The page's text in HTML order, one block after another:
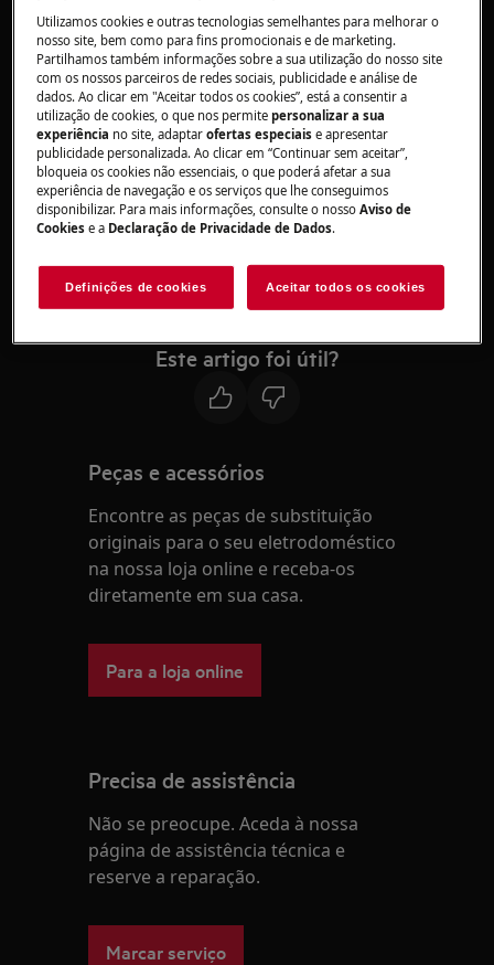
Aspirador Robot da série RX9
Responda:
1. Você pode trocar as pilhas.
Siga as instruções no manual do usuário. Baixe .
o manual do utilizador
Troque sempre as duas pilhas de uma só
vez.
Use apenas baterias de fornecedores
Este artigo foi útil?
Peças e acessórios
Encontre as peças de substituição
originais para o seu eletrodoméstico
na nossa loja online e receba-os
diretamente em sua casa.
Para a loja online
Precisa de assistência
Não se preocupe. Aceda à nossa
página de assistência técnica e
reserve a reparação.
Marcar serviço
Utilizamos cookies e outras tecnologias semelhantes para melhorar o
nosso site, bem como para fins promocionais e de marketing.
Partilhamos também informações sobre a sua utilização do nosso site
com os nossos parceiros de redes sociais, publicidade e análise de
dados. Ao clicar em "Aceitar todos os cookies”, está a consentir a
utilização de cookies, o que nos permitepersonalizar a sua
experiência no site, adaptarofertas especiaise apresentar
publicidade personalizada. Ao clicar em “Continuar sem aceitar”,
bloqueia os cookies não essenciais, o que poderá afetar a sua
experiência de navegação e os serviços que lhe conseguimos
disponibilizar. Para mais informações, consulte o nossoAviso de
Cookies e a Declaração de Privacidade de Dados.
Definições de cookies Aceitar todos os cookies